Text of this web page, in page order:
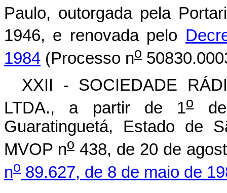
Paulo, outorgada pela
1946, e renovada pelo
1984 (Processo no
XXII - SOCIEDADE
LTDA., a partir de 1ode
Guaratinguetá, Estado de
MVOP no438, de 20 de
no 89.627, de 8 de maio de